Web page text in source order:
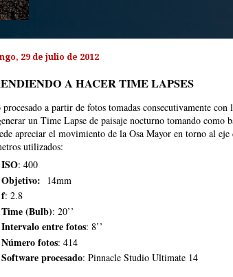
29 de julio de 2012
A HACER TIME LAPSES
a partir de fotos tomadas consecutivamente con
un Time Lapse de paisaje nocturno tomando como
apreciar el movimiento de la Osa Mayor en torno al
utilizados:
ISO: 400
Objetivo: 14mm
f: 2.8
Time (Bulb): 20’’
Intervalo entre fotos: 8’’
Número fotos: 414
Software procesado: Pinnacle Studio Ultimate 14